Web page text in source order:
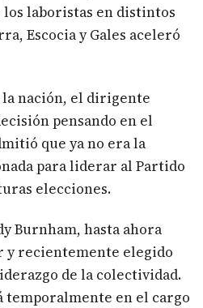
los laboristas en distintos
Escocia y Gales aceleró
la nación, el dirigente
pensando en el
que ya no era la
para liderar al Partido
elecciones.
Burnham, hasta ahora
y recientemente elegido
de la colectividad.
temporalmente en el cargo